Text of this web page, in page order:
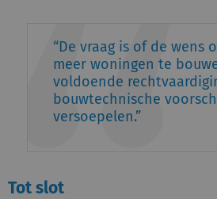
De vraag is of de wens
meer woningen te
voldoende
bouwtechnische
versoepelen.
Tot slot